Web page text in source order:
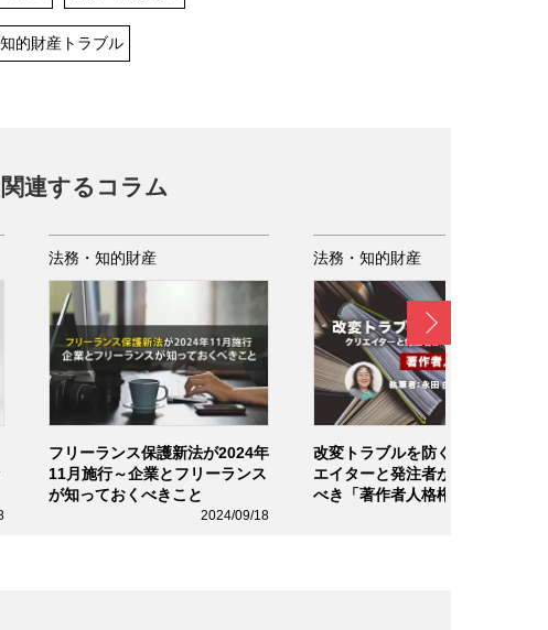
知的財産トラブル
関連するコラム
法務・知的財産
フリーランス保護新法が2024年
11月施行～企業とフリーランス
が知っておくべきこと
2024/09/18
法務・知的財産
改変トラブルを防ぐためにクリ
エイターと発注者が心得ておく
べき「著作者人格権」